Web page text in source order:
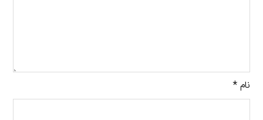
نام*